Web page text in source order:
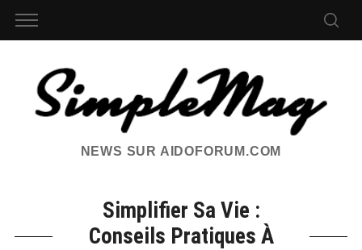
NEWS SUR AIDOFORUM.COM
Simplifier Sa Vie :
Conseils Pratiques À